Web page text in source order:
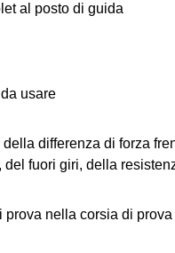
al posto di guida
usare
differenza di forza
fuori giri, della
nella corsia di prova